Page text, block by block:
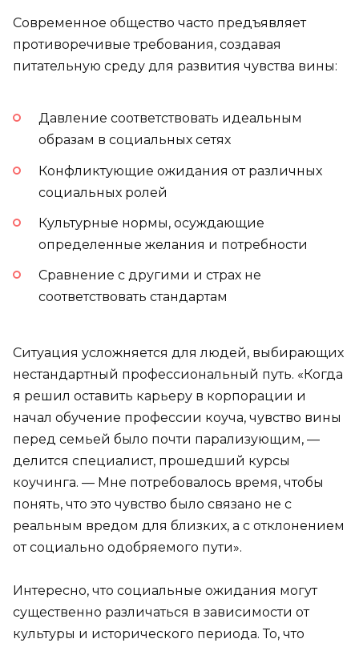
Современное общество часто предъявляет
противоречивые требования, создавая
питательную среду для развития чувства вины:
Давление соответствовать идеальным
образам в социальных сетях
Конфликтующие ожидания от различных
социальных ролей
Культурные нормы, осуждающие
определенные желания и потребности
Сравнение с другими и страх не
соответствовать стандартам
Ситуация усложняется для людей, выбирающих
нестандартный профессиональный путь. «Когда
я решил оставить карьеру в корпорации и
начал обучение профессии коуча, чувство вины
перед семьей было почти парализующим, —
делится специалист, прошедший курсы
коучинга. — Мне потребовалось время, чтобы
понять, что это чувство было связано не с
реальным вредом для близких, а с отклонением
от социально одобряемого пути».
Интересно, что социальные ожидания могут
существенно различаться в зависимости от
культуры и исторического периода. То, что